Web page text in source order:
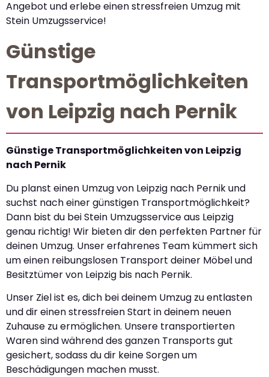
Angebot und erlebe einen stressfreien Umzug mit
Stein Umzugsservice!
Günstige
Transportmöglichkeiten
von Leipzig nach Pernik
Günstige Transportmöglichkeiten von Leipzig
nach Pernik
Du planst einen Umzug von Leipzig nach Pernik und
suchst nach einer günstigen Transportmöglichkeit?
Dann bist du bei Stein Umzugsservice aus Leipzig
genau richtig! Wir bieten dir den perfekten Partner für
deinen Umzug. Unser erfahrenes Team kümmert sich
um einen reibungslosen Transport deiner Möbel und
Besitztümer von Leipzig bis nach Pernik.
Unser Ziel ist es, dich bei deinem Umzug zu entlasten
und dir einen stressfreien Start in deinem neuen
Zuhause zu ermöglichen. Unsere transportierten
Waren sind während des ganzen Transports gut
gesichert, sodass du dir keine Sorgen um
Beschädigungen machen musst.